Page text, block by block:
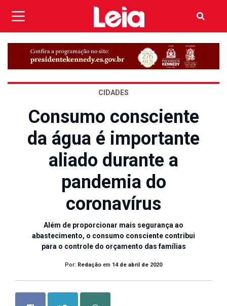
CIDADES
Consumo consciente
da água é importante
aliado durante a
pandemia do
coronavírus
Além de proporcionar mais segurança ao
abastecimento, o consumo consciente contribui
para o controle do orçamento das famílias
Por: Redação em 14 de abril de 2020